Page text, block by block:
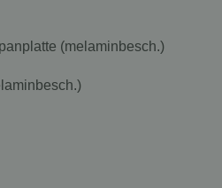
(melaminbesch.)